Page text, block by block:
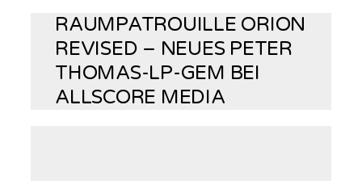
RAUMPATROUILLE ORION
REVISED – NEUES PETER
THOMAS-LP-GEM BEI
ALLSCORE MEDIA